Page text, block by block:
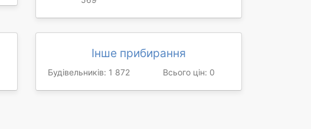
Інше прибирання
Будівельників: 1 872 Всього цін: 0